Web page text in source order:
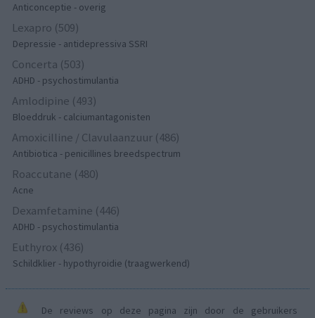
Anticonceptie - overig
Lexapro (509)
Depressie - antidepressiva SSRI
Concerta (503)
ADHD - psychostimulantia
Amlodipine (493)
Bloeddruk - calciumantagonisten
Amoxicilline / Clavulaanzuur (486)
Antibiotica - penicillines breedspectrum
Roaccutane (480)
Acne
Dexamfetamine (446)
ADHD - psychostimulantia
Euthyrox (436)
Schildklier - hypothyroidie (traagwerkend)
De reviews op deze pagina zijn door de gebruikers